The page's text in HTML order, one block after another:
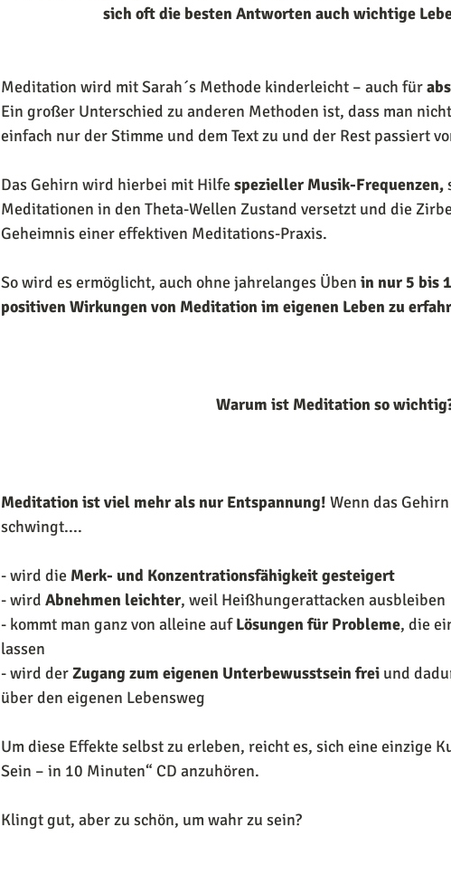
sich oft die besten Antworten auch wichtige
Meditation wird mit Sarah´s Methode kinderleicht – auch für
Ein großer Unterschied zu anderen Methoden ist, dass man
einfach nur der Stimme und dem Text zu und der Rest passiert
Das Gehirn wird hierbei mit Hilfe spezieller Musik-Frequenzen,
Meditationen in den Theta-Wellen Zustand versetzt und die
Geheimnis einer effektiven Meditations-Praxis.
So wird es ermöglicht, auch ohne jahrelanges Üben in nur 5 bis
positiven Wirkungen von Meditation im eigenen Leben zu
Warum ist Meditation so
Meditation ist viel mehr als nur Entspannung! Wenn das
schwingt....
- wird die Merk- und Konzentrationsfähigkeit gesteigert
- wird Abnehmen leichter, weil Heißhungerattacken ausbleiben
- kommt man ganz von alleine auf Lösungen für Probleme, die
lassen
- wird der Zugang zum eigenen Unterbewusstsein frei und
über den eigenen Lebensweg
Um diese Effekte selbst zu erleben, reicht es, sich eine einzige
Sein – in 10 Minuten“ CD anzuhören.
Klingt gut, aber zu schön, um wahr zu sein?